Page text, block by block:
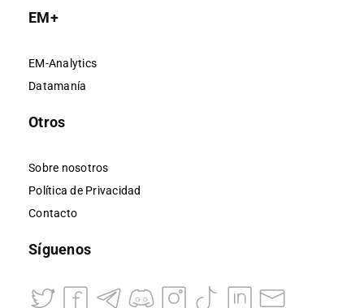
EM+
EM-Analytics
Datamanía
Otros
Sobre nosotros
Política de Privacidad
Contacto
Síguenos